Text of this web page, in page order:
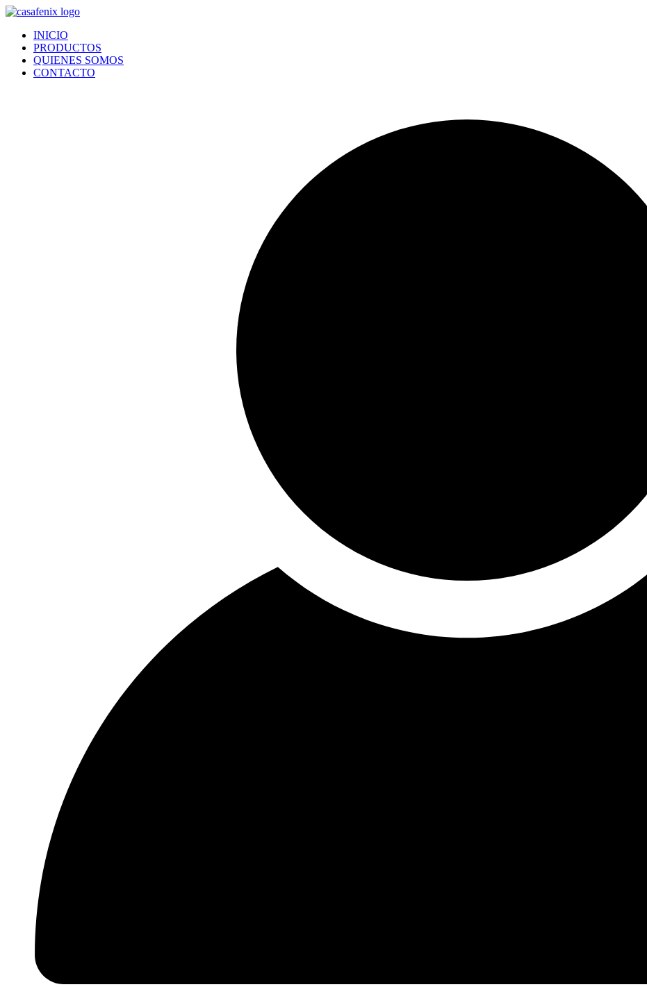
Ir
contenidoINICIO
PRODUCTOS
QUIENES SOMOS
CONTACTO